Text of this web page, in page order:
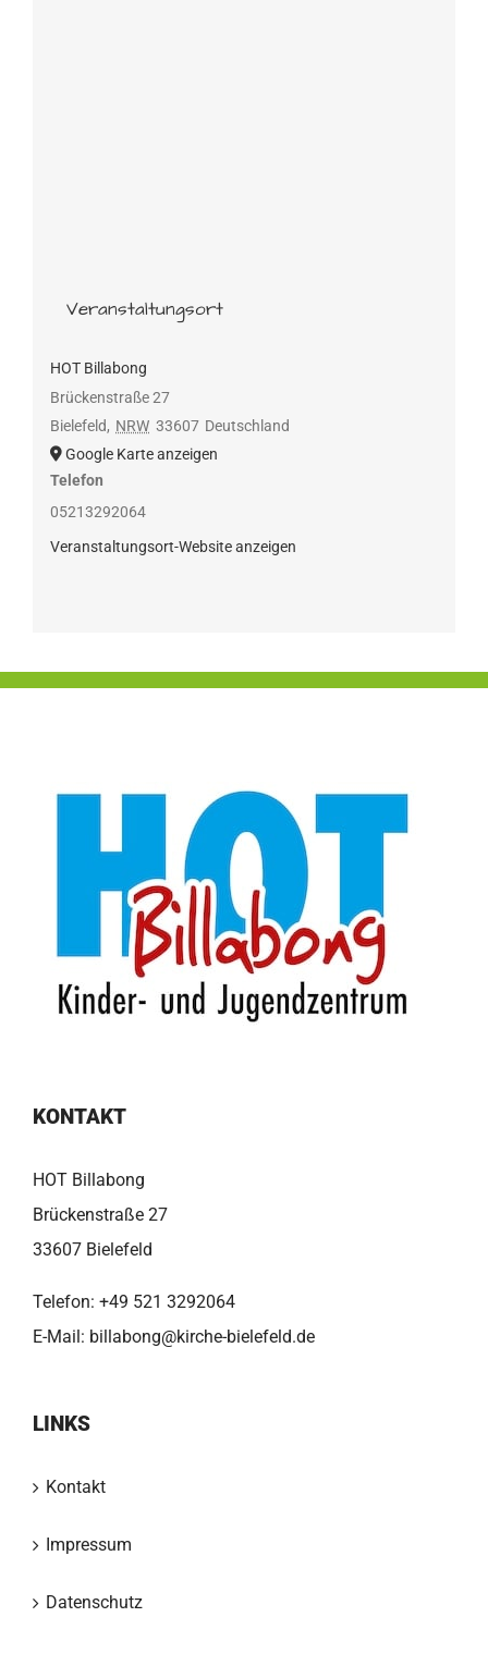
Veranstaltungsort
HOT Billabong
Brückenstraße 27
Bielefeld, NRW 33607 Deutschland
Google Karte anzeigen
Telefon
05213292064
Veranstaltungsort-Website anzeigen
KONTAKT
HOT Billabong
Brückenstraße 27
33607 Bielefeld
Telefon: +49 521 3292064
E-Mail: billabong@kirche-bielefeld.de
LINKS
Kontakt
Impressum
Datenschutz